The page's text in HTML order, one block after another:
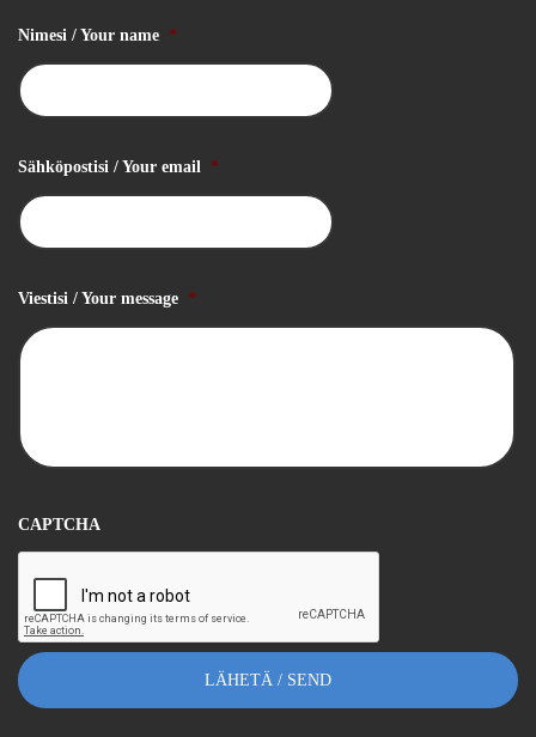
Nimesi / Your name *
Sähköpostisi / Your email *
Viestisi / Your message *
CAPTCHA